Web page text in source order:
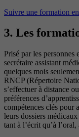
Suivre une formation
3. Les
Prisé par les
secrétaire assistant
quelques mois
RNCP (Répertoire
s’effectuer à distance
préférences
compétences clés pour
leurs dossiers
tant à l’écrit qu’à